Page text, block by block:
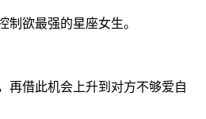
欲最强的星座女生。
再借此机会上升到对方不够爱自